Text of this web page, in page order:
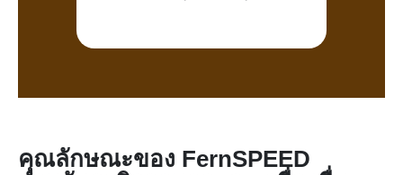
คุณลักษณะของ FernSPEED